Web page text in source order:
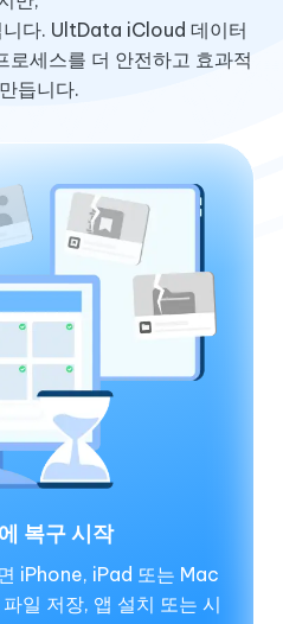
다. UltData iCloud 데이터
로세스를 더 안전하고 효과적
듭니다.
복구 시작
iPhone, iPad 또는 Mac
일 저장, 앱 설치 또는 시